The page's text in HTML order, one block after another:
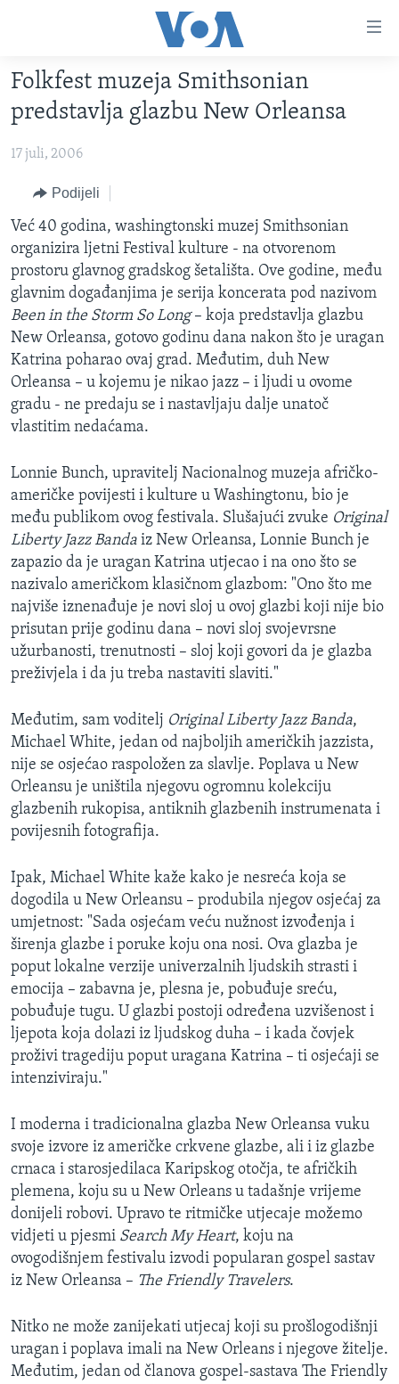
glavni
sadržaj
Pređi
na
navigaciju
Idi
na
pretragu
VIDEO
FOTOGRAFIJE DANA
VIJESTI
SJEDINJENE AMERIČKE DRŽAVE
BOSNA I HERCEGOVINA
SVIJET
NAUKA I TEHNOLOGIJA
SPECIJALNI PROJEKTI
KORUPCIJA
SLOBODA MEDIJA
ŽENSKA STRANA
IZBJEGLIČKA STRANA
MAGAZIN
Learning English
PRATITE NAS
Jezici
Folkfest muzeja Smithsonian
predstavlja glazbu New Orleansa
17 juli, 2006
Podijeli
Već 40 godina, washingtonski muzej Smithsonian
organizira ljetni Festival kulture - na otvorenom
prostoru glavnog gradskog šetališta. Ove godine, među
glavnim događanjima je serija koncerata pod nazivom
Been in the Storm So Long– koja predstavlja glazbu
New Orleansa, gotovo godinu dana nakon što je uragan
Katrina poharao ovaj grad. Međutim, duh New
Orleansa – u kojemu je nikao jazz – i ljudi u ovome
gradu - ne predaju se i nastavljaju dalje unatoč
vlastitim nedaćama.
Lonnie Bunch, upravitelj Nacionalnog muzeja afričko-
američke povijesti i kulture u Washingtonu, bio je
među publikom ovog festivala. Slušajući zvuke Original
Liberty Jazz Banda iz New Orleansa, Lonnie Bunch je
zapazio da je uragan Katrina utjecao i na ono što se
nazivalo američkom klasičnom glazbom: "Ono što me
najviše iznenađuje je novi sloj u ovoj glazbi koji nije bio
prisutan prije godinu dana – novi sloj svojevrsne
užurbanosti, trenutnosti – sloj koji govori da je glazba
preživjela i da ju treba nastaviti slaviti."
Međutim, sam voditelj Original Liberty Jazz Banda,
Michael White, jedan od najboljih američkih jazzista,
nije se osjećao raspoložen za slavlje. Poplava u New
Orleansu je uništila njegovu ogromnu kolekciju
glazbenih rukopisa, antiknih glazbenih instrumenata i
povijesnih fotografija.
Ipak, Michael White kaže kako je nesreća koja se
dogodila u New Orleansu – produbila njegov osjećaj za
umjetnost: "Sada osjećam veću nužnost izvođenja i
širenja glazbe i poruke koju ona nosi. Ova glazba je
poput lokalne verzije univerzalnih ljudskih strasti i
emocija – zabavna je, plesna je, pobuđuje sreću,
pobuđuje tugu. U glazbi postoji određena uzvišenost i
ljepota koja dolazi iz ljudskog duha – i kada čovjek
proživi tragediju poput uragana Katrina – ti osjećaji se
intenziviraju."
I moderna i tradicionalna glazba New Orleansa vuku
svoje izvore iz američke crkvene glazbe, ali i iz glazbe
crnaca i starosjedilaca Karipskog otočja, te afričkih
plemena, koju su u New Orleans u tadašnje vrijeme
donijeli robovi. Upravo te ritmičke utjecaje možemo
vidjeti u pjesmi Search My Heart, koju na
ovogodišnjem festivalu izvodi popularan gospel sastav
iz New Orleansa – The Friendly Travelers.
Nitko ne može zanijekati utjecaj koji su prošlogodišnji
uragan i poplava imali na New Orleans i njegove žitelje.
Međutim, jedan od članova gospel-sastava The Friendly